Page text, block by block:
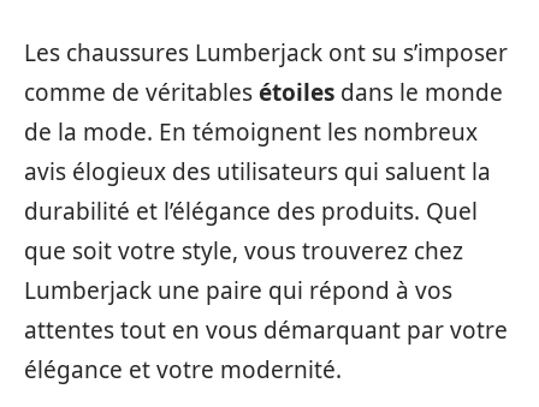
Les chaussures Lumberjack ont su s’imposer
comme de véritablesétoiles dans le monde
de la mode. En témoignent les nombreux
avis élogieux des utilisateurs qui saluent la
durabilité et l’élégance des produits. Quel
que soit votre style, vous trouverez chez
Lumberjack une paire qui répond à vos
attentes tout en vous démarquant par votre
élégance et votre modernité.